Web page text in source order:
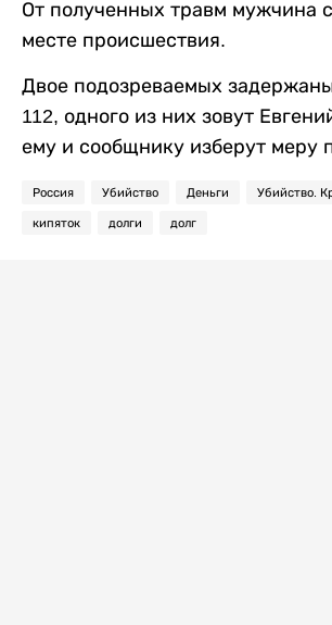
От полученных травм мужчина
месте происшествия.
Двое подозреваемых
112, одного из них зовут
ему и сообщнику изберут меру
Россия Убийство Деньги Убийство.
кипяток долги долг